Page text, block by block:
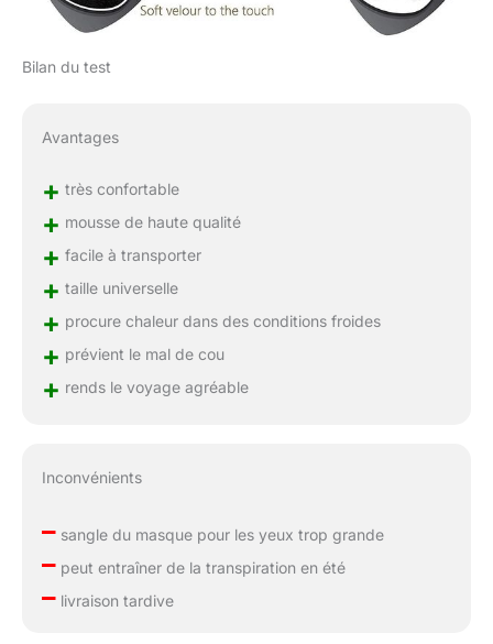
Bilan du test
Avantages
+ très confortable
+ mousse de haute qualité
+ facile à transporter
+ taille universelle
+ procure chaleur dans des conditions froides
+ prévient le mal de cou
+ rends le voyage agréable
Inconvénients
–sangle du masque pour les yeux trop grande
–peut entraîner de la transpiration en été
–livraison tardive